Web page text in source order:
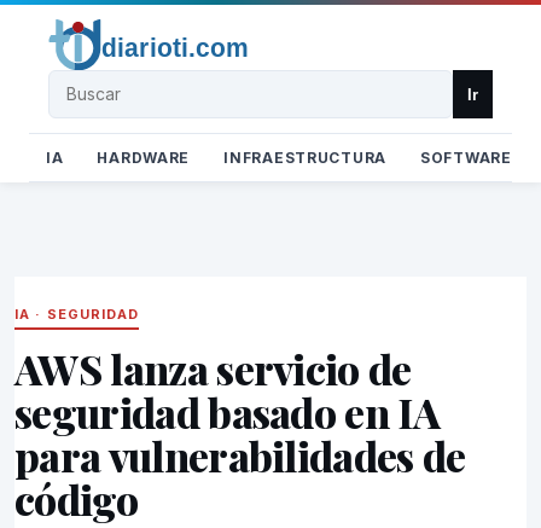
Buscar Ir
IA HARDWARE INFRAESTRUCTURA SOFTWARE
IA · SEGURIDAD
AWS lanza servicio de
seguridad basado en IA
para vulnerabilidades de
código